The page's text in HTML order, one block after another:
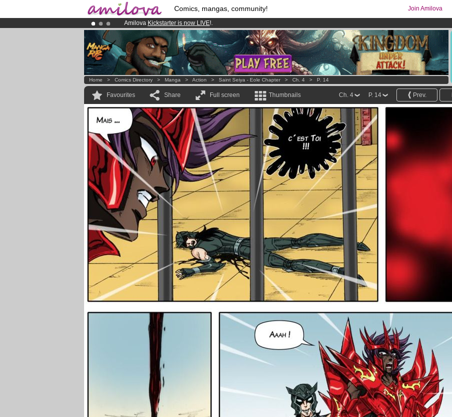
Comics, mangas, community! Join Amilova
Amilova Kickstarter is now LIVE!.
Premium membership from3.95 eurosper month !Get membership now
Already 100000 membersand 1000 comics & mangas!.
Home > Comics Directory > Manga > Action > Saint Seiya - Eole Chapter > Ch. 4 > P. 14
Favourites Share Full screen Thumbnails Prev.
P. 14
Ch. 4